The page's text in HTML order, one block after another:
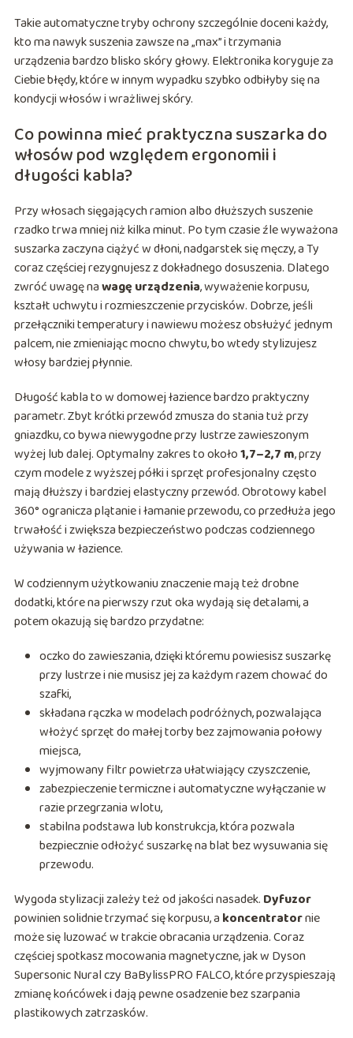
Takie automatyczne tryby ochrony szczególnie doceni każdy,
kto ma nawyk suszenia zawsze na „max” i trzymania
urządzenia bardzo blisko skóry głowy. Elektronika koryguje za
Ciebie błędy, które w innym wypadku szybko odbiłyby się na
kondycji włosów i wrażliwej skóry.
Co powinna mieć praktyczna suszarka do
włosów pod względem ergonomii i
długości kabla?
Przy włosach sięgających ramion albo dłuższych suszenie
rzadko trwa mniej niż kilka minut. Po tym czasie źle wyważona
suszarka zaczyna ciążyć w dłoni, nadgarstek się męczy, a Ty
coraz częściej rezygnujesz z dokładnego dosuszenia. Dlatego
zwróć uwagę nawagę urządzenia, wyważenie korpusu,
kształt uchwytu i rozmieszczenie przycisków. Dobrze, jeśli
przełączniki temperatury i nawiewu możesz obsłużyć jednym
palcem, nie zmieniając mocno chwytu, bo wtedy stylizujesz
włosy bardziej płynnie.
Długość kabla to w domowej łazience bardzo praktyczny
parametr. Zbyt krótki przewód zmusza do stania tuż przy
gniazdku, co bywa niewygodne przy lustrze zawieszonym
wyżej lub dalej. Optymalny zakres to około1,7–2,7 m, przy
czym modele z wyższej półki i sprzęt profesjonalny często
mają dłuższy i bardziej elastyczny przewód. Obrotowy kabel
360° ogranicza plątanie i łamanie przewodu, co przedłuża jego
trwałość i zwiększa bezpieczeństwo podczas codziennego
używania w łazience.
W codziennym użytkowaniu znaczenie mają też drobne
dodatki, które na pierwszy rzut oka wydają się detalami, a
potem okazują się bardzo przydatne:
oczko do zawieszania, dzięki któremu powiesisz suszarkę
przy lustrze i nie musisz jej za każdym razem chować do
szafki,
składana rączka w modelach podróżnych, pozwalająca
włożyć sprzęt do małej torby bez zajmowania połowy
miejsca,
wyjmowany filtr powietrza ułatwiający czyszczenie,
zabezpieczenie termiczne i automatyczne wyłączanie w
razie przegrzania wlotu,
stabilna podstawa lub konstrukcja, która pozwala
bezpiecznie odłożyć suszarkę na blat bez wysuwania się
przewodu.
Wygoda stylizacji zależy też od jakości nasadek. Dyfuzor
powinien solidnie trzymać się korpusu, a koncentratornie
może się luzować w trakcie obracania urządzenia. Coraz
częściej spotkasz mocowania magnetyczne, jak w Dyson
Supersonic Nural czy BaBylissPRO FALCO, które przyspieszają
zmianę końcówek i dają pewne osadzenie bez szarpania
plastikowych zatrzasków.